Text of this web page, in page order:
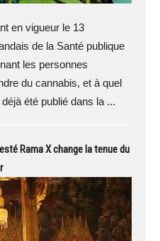
en vigueur le 13
de la Santé publique
les personnes
du cannabis, et à quel
été publié dans la ...
Rama X change la tenue du